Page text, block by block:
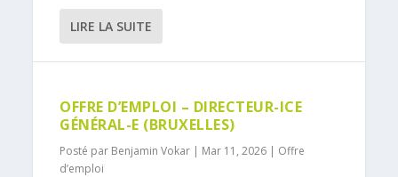
LIRE LA SUITE
OFFRE D’EMPLOI – DIRECTEUR-ICE
GÉNÉRAL-E (BRUXELLES)
Posté par Benjamin Vokar | Mar 11, 2026 | Offre
d’emploi